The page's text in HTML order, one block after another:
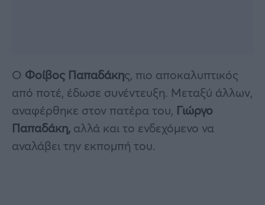
O Φοίβος Παπαδάκης, πιο αποκαλυπτικός
από ποτέ, έδωσε συνέντευξη. Μεταξύ άλλων,
αναφέρθηκε στον πατέρα του, Γιώργο
Παπαδάκη, αλλά και το ενδεχόμενο να
αναλάβει την εκπομπή του.